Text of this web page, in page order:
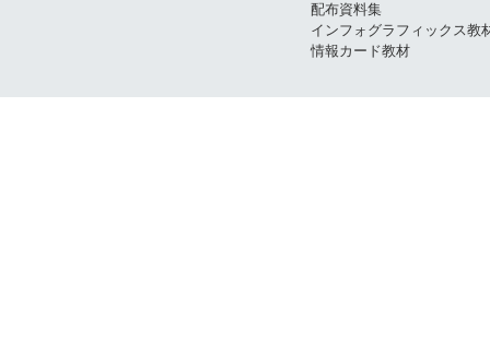
配布資料集
インフォグラフィックス教
情報カード教材